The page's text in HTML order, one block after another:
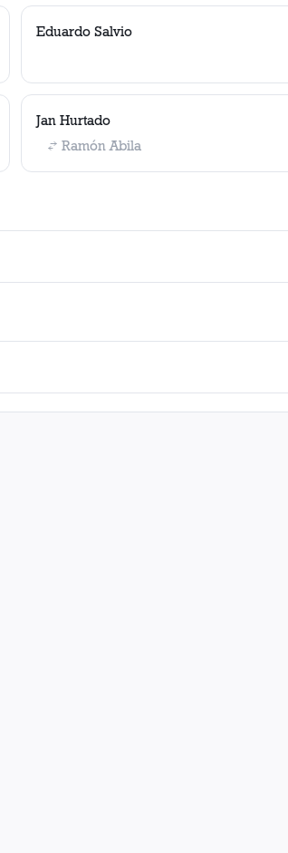
Eduardo Salvio
Jan Hurtado
Ramón Abila